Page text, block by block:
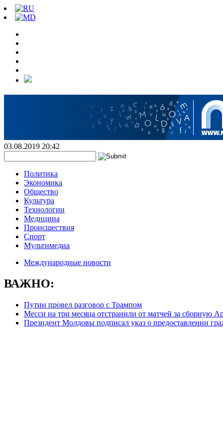
03.08.2019 20:42
Политика
Экономика
Общество
Культура
Технологии
Медицина
Происшествия
Спорт
Мультимедиа
Международные новости
ВАЖНО:
Путин провел разговор с Трампом
Месси на три месяца отстранили от матчей за сборную
Президент Молдовы подписал указ о предоставлении